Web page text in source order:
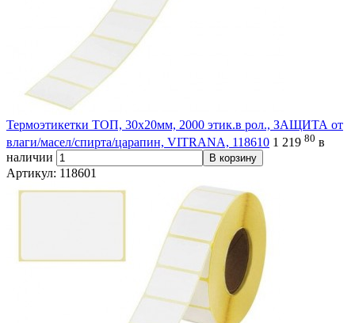
Термоэтикетки ТОП, 30х20мм, 2000 этик.в рол., ЗАЩИТА от
влаги/масел/спирта/царапин, VITRANA, 118610 1 219 80 в
наличии
В корзину
Артикул: 118601